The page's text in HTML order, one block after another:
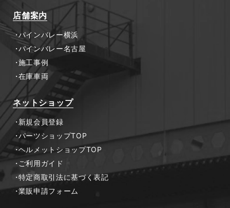
店舗案内
パインバレー横浜
パインバレー名古屋
施工事例
在庫車両
ネットショップ
新規会員登録
パーツショップTOP
ヘルメットショップTOP
ご利用ガイド
特定商取引法に基づく表記
業販申請フォーム